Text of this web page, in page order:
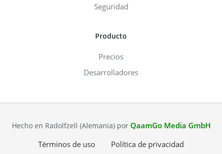
Seguridad
Producto
Precios
Desarrolladores
Hecho en Radolfzell (Alemania) por QaamGo Media GmbH
Términos de uso
Política de privacidad